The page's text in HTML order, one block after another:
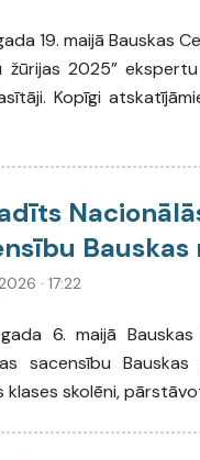
19. maijā Bauskas
žūrijas 2025”
Kopīgi
Bauskas
· 17:22
6. maijā
sacensību
klases skolēni,